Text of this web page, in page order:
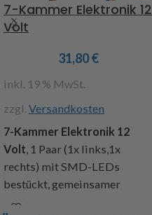
7-Kammer Elektronik 12
Volt
31,80€
inkl. 19 % MwSt.
zzgl. Versandkosten
7-Kammer Elektronik 12
Volt , 1 Paar (1x links,1x
rechts) mit SMD-LEDs
bestückt, gemeinsamer
Pluspol, 4 Lichtfunktionen :